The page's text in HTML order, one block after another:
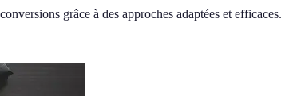
grâce à des approches adaptées et efficaces.